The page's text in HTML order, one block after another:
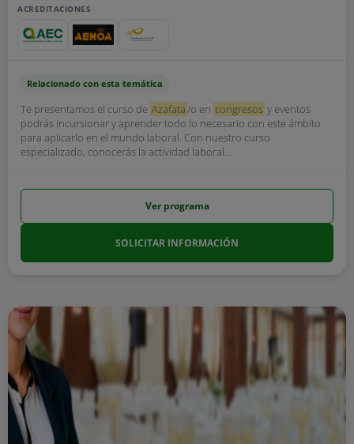
ACREDITACIONES
Relacionado con esta temática
Te presentamos el curso de Azafata/o en congresos y eventos
podrás incursionar y aprender todo lo necesario con este ámbito
para aplicarlo en el mundo laboral. Con nuestro curso
especializado, conocerás la actividad laboral...
Ver programa
SOLICITAR INFORMACIÓN